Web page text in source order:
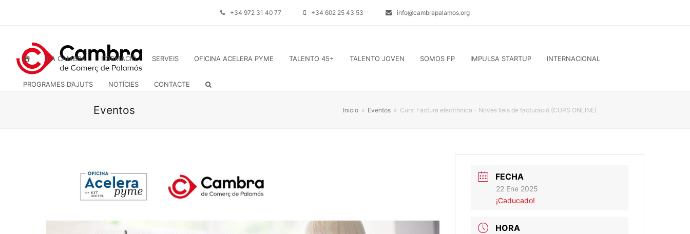
+34 972 31 40 77 +34 602 25 43 53 info@cambrapalamos.org
INICI LA CAMBRA FORMACIÓ SERVEIS OFICINA ACELERA PYME TALENTO 45+ TALENTO JOVEN SOMOS FP IMPULSA STARTUP INTERNACIONAL
PROGRAMES D’AJUTS NOTÍCIES CONTACTE
Eventos Inicio » Eventos » Curs: Factura electrònica – Noves lleis de facturació (CURS ONLINE)
FECHA
22 Ene 2025
¡Caducado!
HORA